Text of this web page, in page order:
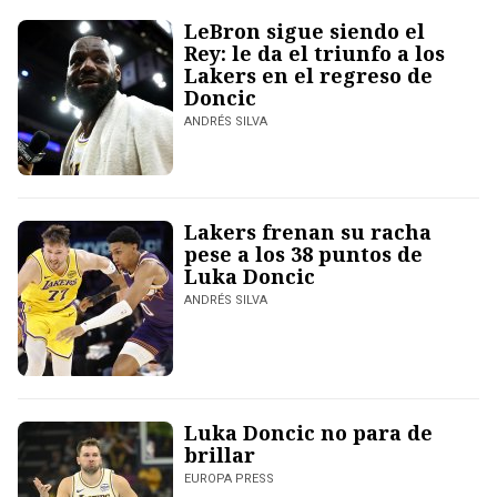
LeBron sigue siendo el
Rey: le da el triunfo a los
Lakers en el regreso de
Doncic
ANDRÉS SILVA
Lakers frenan su racha
pese a los 38 puntos de
Luka Doncic
ANDRÉS SILVA
Luka Doncic no para de
brillar
EUROPA PRESS